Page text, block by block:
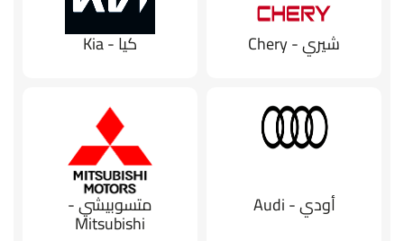
شيري - Chery كيا - Kia
أودي - Audi متسوبيشي -
Mitsubishi